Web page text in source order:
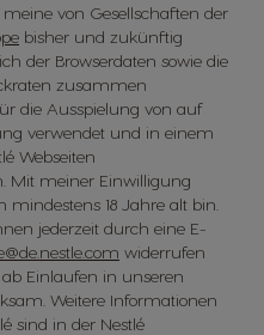
von Gesellschaften der
bisher und zukünftig
der Browserdaten sowie die
zusammen
die Ausspielung von auf
verwendet und in einem
Webseiten
Mit meiner Einwilligung
mindestens 18 Jahre alt bin.
jederzeit durch eine E-
widerrufen
Einlaufen in unseren
Weitere Informationen
sind in der Nestlé